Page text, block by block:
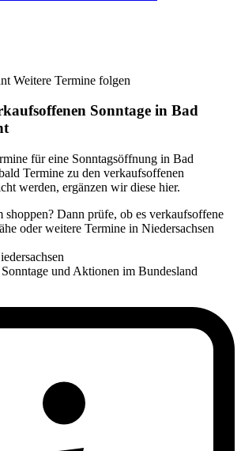
Weitere Termine folgen
Sonntage in Bad
für eine Sonntagsöffnung in Bad
Termine zu den verkaufsoffenen
werden, ergänzen wir diese hier.
shoppen? Dann prüfe, ob es verkaufsoffene
oder weitere Termine in Niedersachsen
und Aktionen im Bundesland